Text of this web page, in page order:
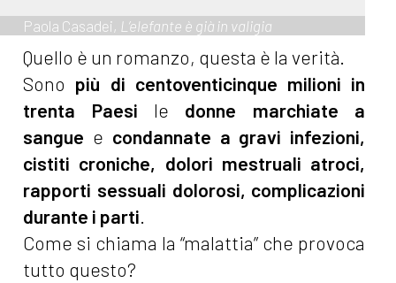
Paola Casadei, L’elefante è già in valigia
Quello è un romanzo, questa è la verità.
Sono più di centoventicinque milioni in
trenta Paesi le donne marchiate a
sangue e condannate a gravi infezioni,
cistiti croniche, dolori mestruali atroci,
rapporti sessuali dolorosi, complicazioni
durante i parti
Come si chiama la “malattia” che provoca
tutto questo?